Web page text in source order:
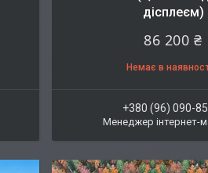
дісплеєм)
86 200 ₴
Немає в
+380 (96) 090-
Менеджер інтернет-